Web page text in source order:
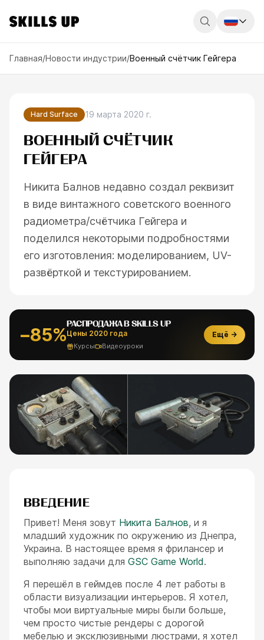
Беларусь
Главная/Новости индустрии/Военный счётчик Гейгера
Hard Surface 19 марта 2020 г.
ВОЕННЫЙ СЧЁТЧИК
ГЕЙГЕРА
Никита Балнов недавно создал реквизит
в виде винтажного советского военного
радиометра/счётчика Гейгера и
поделился некоторыми подробностями
его изготовления: моделированием, UV-
развёрткой и текстурированием.
−85%
РАСПРОДАЖА В SKILLS UP
Цены 2020 года
Курсы Видеоуроки
Ещё →
ВВЕДЕНИЕ
Привет! Меня зовут Никита Балнов, и я
младший художник по окружению из Днепра,
Украина. В настоящее время я фрилансер и
выполняю задачи для GSC Game World.
Я перешёл в геймдев после 4 лет работы в
области визуализации интерьеров. Я хотел,
чтобы мои виртуальные миры были больше,
чем просто чистые рендеры с дорогой
мебелью и эксклюзивными люстрами, я хотел